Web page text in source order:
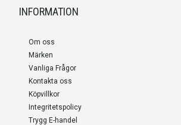
INFORMATION
Om oss
Märken
Vanliga Frågor
Kontakta oss
Köpvillkor
Integritetspolicy
Trygg E-handel